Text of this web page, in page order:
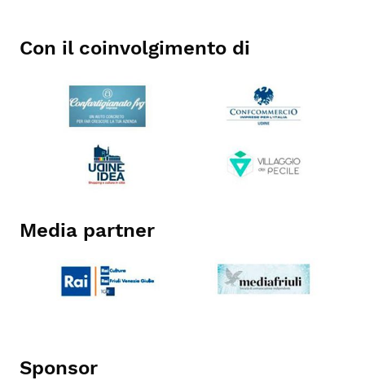
Con il coinvolgimento di
Media partner
Sponsor